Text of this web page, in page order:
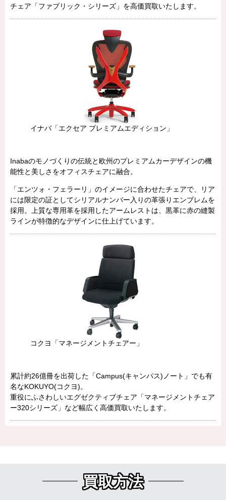
チェア「ファブリック・シリーズ」を高価買取いたします。
イナバ「エクセア プレミアムエディション」
Inabaのモノづくりの伝統と欧州のプレミアムカーデザインの機
能性と美しさをオフィスチェアに融合。
「エンツォ・フェラーリ」のイメージに合わせたチェアで、リア
には限定の証としてシリアルナンバー入りの革張りエンブレムを
採用。上質な専用革を採用したアームレストは、黒革に赤の縫製
ラインが特徴的なデザインに仕上げています。
コクヨ「マネージメントチェアー」
累計約26億冊を出荷した「Campus(キャンパス)ノート」でも有
名なKOKUYO(コクヨ)。
重役にふさわしいエグゼクティブチェア「マネージメントチェア
ー320シリーズ」など幅広く高価買取いたします。
買取方法